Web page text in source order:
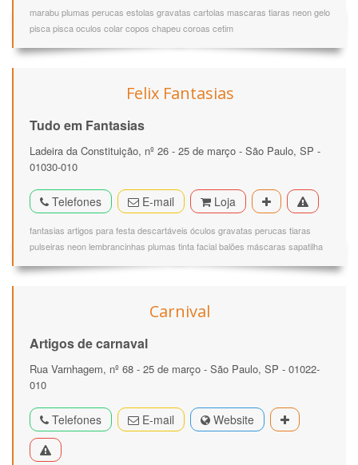
marabu plumas perucas estolas gravatas cartolas mascaras tiaras neon gelo
pisca pisca oculos colar copos chapeu coroas cetim
Felix Fantasias
Tudo em Fantasias
Ladeira da Constituição, nº 26 - 25 de março - São Paulo, SP -
01030-010
Telefones E-mail Loja
fantasias artigos para festa descartáveis óculos gravatas perucas tiaras
pulseiras neon lembrancinhas plumas tinta facial balões máscaras sapatilha
Carnival
Artigos de carnaval
Rua Varnhagem, nº 68 - 25 de março - São Paulo, SP - 01022-
010
Telefones E-mail Website